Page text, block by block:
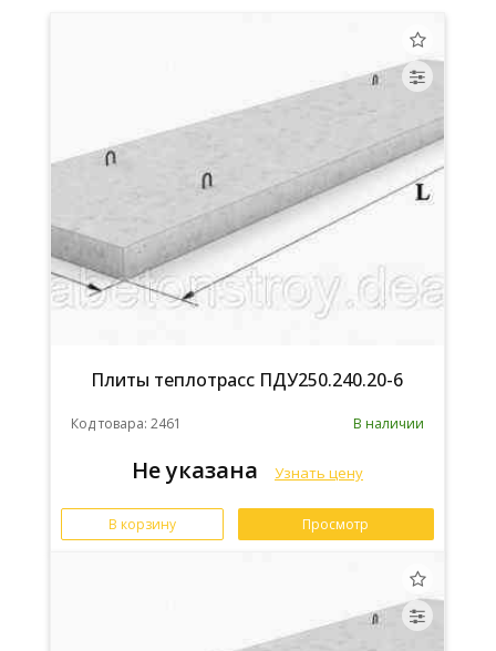
Плиты теплотрасс ПДУ250.240.20-6
Код товара: 2461 В наличии
Не указана Узнать цену
В корзину Просмотр